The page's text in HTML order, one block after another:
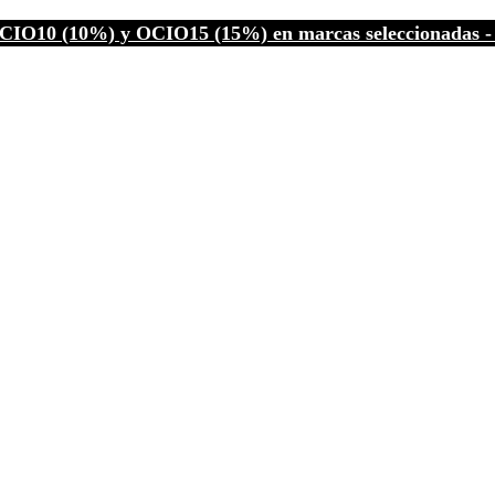
(10%) y OCIO15 (15%) en marcas seleccionadas